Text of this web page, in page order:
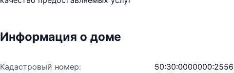
Информация о доме
Кадастровый номер: 50:30:0000000:2556